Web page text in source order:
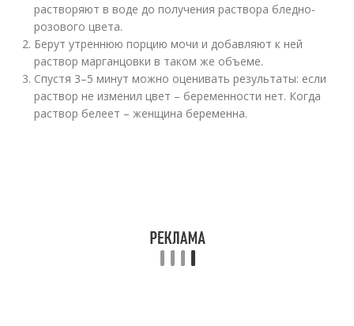
растворяют в воде до получения раствора бледно-
розового цвета.
Берут утреннюю порцию мочи и добавляют к ней
раствор марганцовки в таком же объеме.
Спустя 3–5 минут можно оценивать результаты: если
раствор не изменил цвет – беременности нет. Когда
раствор белеет – женщина беременна.